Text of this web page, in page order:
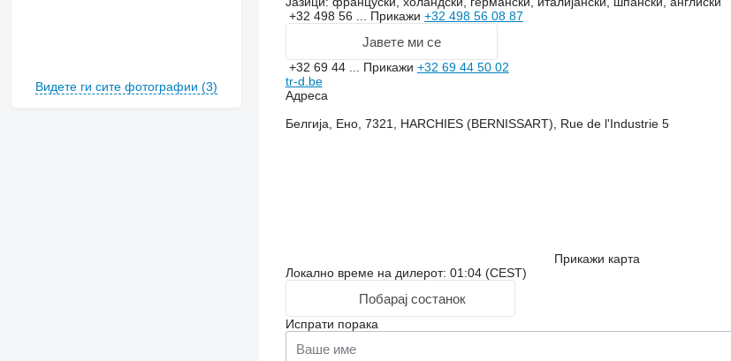
Видете ги сите фотографии (3)
+32 498 56 ... Прикажи +32 498 56 08 87
Јавете ми се
+32 69 44 ... Прикажи +32 69 44 50 02
tr-d.be
Адреса
Белгија, Ено, 7321, HARCHIES (BERNISSART), Rue de l'Industrie 5
Прикажи карта
Локално време на дилерот: 01:04 (CEST)
Побарај состанок
Испрати порака